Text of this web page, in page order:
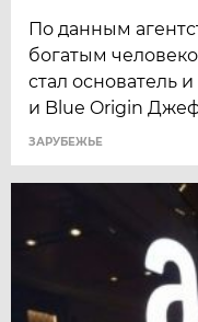
По данным
богатым
стал основатель
и Blue Origin
ЗАРУБЕЖЬЕ